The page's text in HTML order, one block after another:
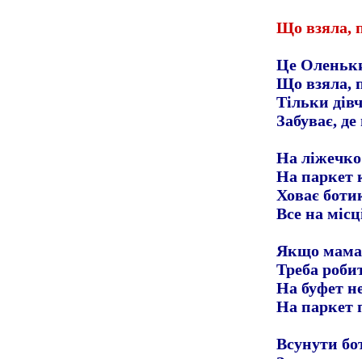
Що взяла,
Це
Що взяла,
Тільки
Забуває, де
На
На паркет
Ховає
Все на
Якщо мама
Треба
На буфет
На паркет
Всунути